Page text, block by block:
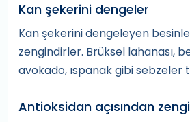
Kan şekerini dengeler
Kan şekerini dengeleyen
zengindirler. Brüksel lahanası,
avokado, ıspanak gibi sebzeler
Antioksidan açısından